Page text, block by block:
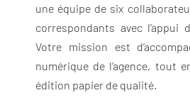
une équipe de six
correspondants avec l’appui
Votre mission est
numérique de l’agence, tout
édition papier de qualité.